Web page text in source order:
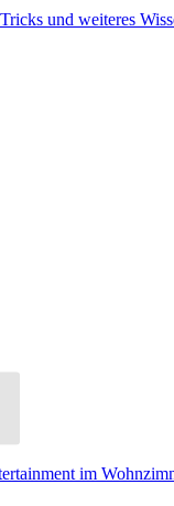
und weiteres
im